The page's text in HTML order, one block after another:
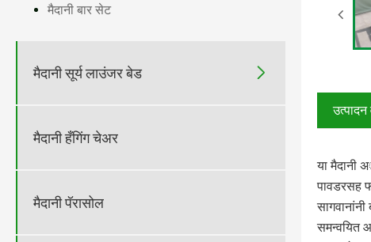
मैदानी बार सेट
मैदानी सूर्य लाउंजर बेड 
मैदानी हँगिंग चेअर
मैदानी पॅरासोल
उत्पादन
या मैदानी
पावडरसह
समन्वयित